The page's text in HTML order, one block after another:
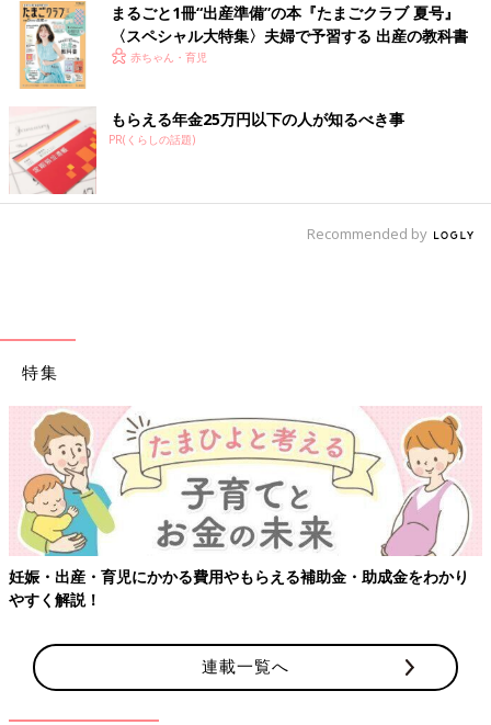
まるごと1冊“出産準備”の本『たまごクラブ 夏号』
〈スペシャル大特集〉夫婦で予習する 出産の教科書
赤ちゃん・育児
もらえる年金25万円以下の人が知るべき事
PR(くらしの話題)
Recommended by
特集
妊娠・出産・育児にかかる費用やもらえる補助金・助成金をわかり
やすく解説！
連載一覧へ